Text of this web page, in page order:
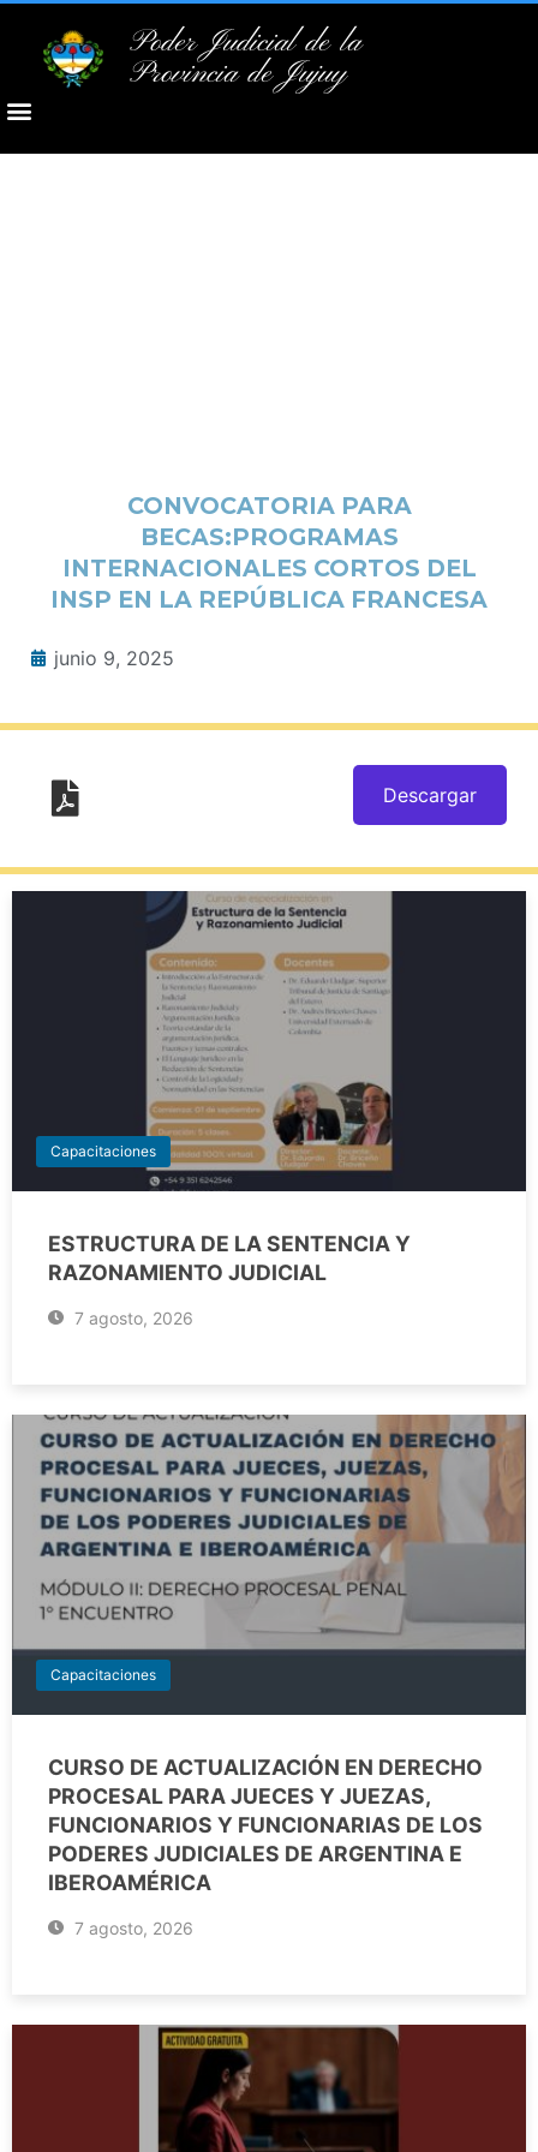
Poder Judicial de la
Provincia de Jujuy
CONVOCATORIA PARA
BECAS:PROGRAMAS
INTERNACIONALES CORTOS DEL
INSP EN LA REPÚBLICA FRANCESA
junio 9, 2025
Descargar
Capacitaciones
ESTRUCTURA DE LA SENTENCIA Y
RAZONAMIENTO JUDICIAL
7 agosto, 2026
Capacitaciones
CURSO DE ACTUALIZACIÓN EN DERECHO
PROCESAL PARA JUECES Y JUEZAS,
FUNCIONARIOS Y FUNCIONARIAS DE LOS
PODERES JUDICIALES DE ARGENTINA E
IBEROAMÉRICA
7 agosto, 2026